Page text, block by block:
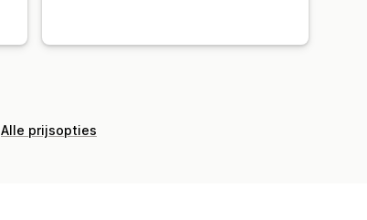
Alle prijsopties